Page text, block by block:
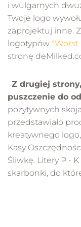
i wulgarnych
Twoje logo
zaprojektuj inne.
logotypów "Worst
stronę
Z drugiej
puszczenie do
pozytywnych
przedstawiało
kreatywnego
Kasy
Śliwkę. Litery P -
skarbonki, do